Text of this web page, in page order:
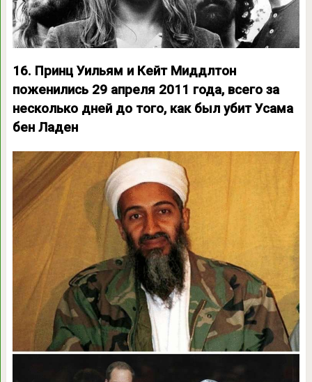
16. Принц Уильям и Кейт Миддлтон
поженились 29 апреля 2011 года, всего за
несколько дней до того, как был убит Усама
бен Ладен